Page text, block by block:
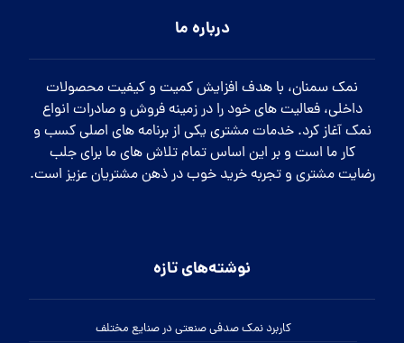
درباره ما
نمک سمنان، با هدف افزایش کمیت و کیفیت محصولات
داخلی، فعالیت های خود را در زمینه فروش و صادرات انواع
نمک آغاز کرد. خدمات مشتری یکی از برنامه های اصلی کسب و
کار ما است و بر این اساس تمام تلاش های ما برای جلب
رضایت مشتری و تجربه خرید خوب در ذهن مشتریان عزیز است.
نوشته‌های تازه
کاربرد نمک صدفی صنعتی در صنایع مختلف